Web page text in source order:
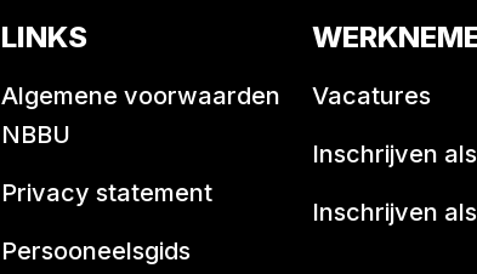
LINKS
Algemene voorwaarden
NBBU
Privacy statement
Persooneelsgids
Vacatures
Inschrijven
Inschrijven